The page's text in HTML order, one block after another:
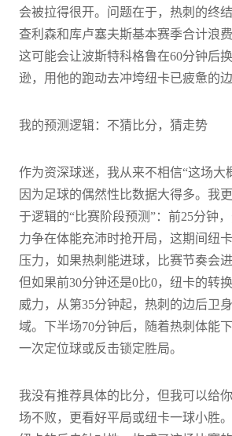
会被拉得很开。问题在于，热刺的终
查利森和库卢塞夫斯基本赛季合计浪费
这可能会让波斯特科格鲁在60分钟后
逊，用他的跑动去冲垮纽卡已疲惫的边
我的预测逻辑：不猜比分，猜走势
作为资深球迷，我从来不相信“这场大
因为足球的偶然性比数据大得多。我
于逻辑的“比赛阶段预测”：前25分钟
力争在体能充沛时抢开局，这期间纽
压力，如果热刺能进球，比赛节奏会
但如果前30分钟还是0比0，纽卡的转
威力，从第35分钟起，热刺的边后卫
域。下半场70分钟后，随着热刺体能
一次定位球或反击锁定胜局。
我没有推荐具体的比分，但我可以给
场不败，更看好平局或纽卡一球小胜